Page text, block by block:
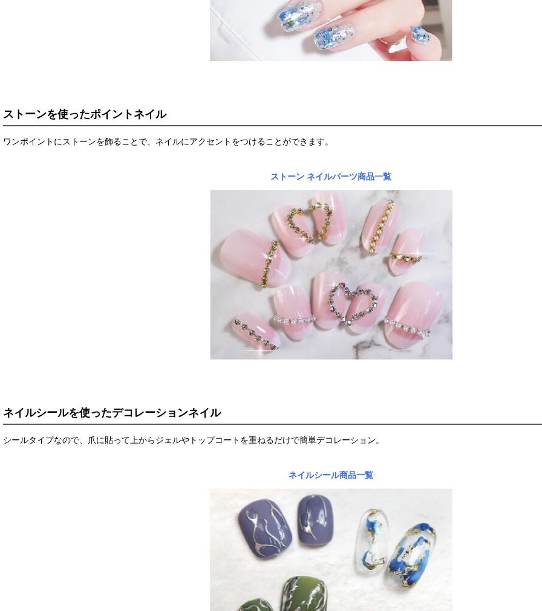
ストーンを使ったポイントネイル
ワンポイントにストーンを飾ることで、ネイルにアクセントをつけることができます。
ストーン ネイルパーツ商品一覧
ネイルシールを使ったデコレーションネイル
シールタイプなので、爪に貼って上からジェルやトップコートを重ねるだけで簡単デコレーション。
ネイルシール商品一覧